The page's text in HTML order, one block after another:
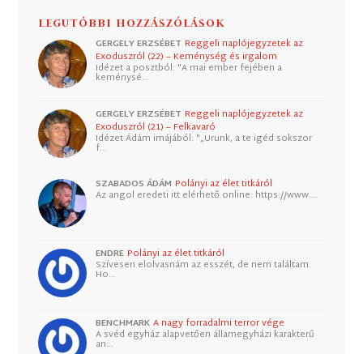
LEGUTÓBBI HOZZÁSZÓLÁSOK
GERGELY ERZSÉBET Reggeli naplójegyzetek az
Exoduszról (22) – Keménység és irgalom
Idézet a posztból: "A mai ember fejében a
keménysé…
GERGELY ERZSÉBET Reggeli naplójegyzetek az
Exoduszról (21) – Felkavaró
Idézet Ádám imájából: "„Urunk, a te igéd sokszor
f…
SZABADOS ÁDÁM Polányi az élet titkáról
Az angol eredeti itt elérhető online: https://www.…
ENDRE Polányi az élet titkáról
Szívesen elolvasnám az esszét, de nem találtam.
Ho…
BENCHMARK A nagy forradalmi terror vége
A svéd egyház alapvetően államegyházi karakterű
an…